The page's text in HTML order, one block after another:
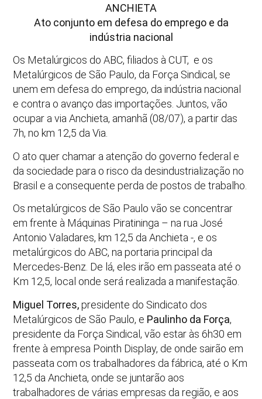
ANCHIETA
Ato conjunto em defesa do emprego e da
indústria nacional
Os Metalúrgicos do ABC, filiados à CUT, e os
Metalúrgicos de São Paulo, da Força Sindical, se
unem em defesa do emprego, da indústria nacional
e contra o avanço das importações. Juntos, vão
ocupar a via Anchieta, amanhã (08/07), a partir das
7h, no km 12,5 da Via.
O ato quer chamar a atenção do governo federal e
da sociedade para o risco da desindustrialização no
Brasil e a consequente perda de postos de trabalho.
Os metalúrgicos de São Paulo vão se concentrar
em frente à Máquinas Piratininga – na rua José
Antonio Valadares, km 12,5 da Anchieta -, e os
metalúrgicos do ABC, na portaria principal da
Mercedes-Benz. De lá, eles irão em passeata até o
Km 12,5, local onde será realizada a manifestação.
Miguel Torres,presidente do Sindicato dos
Metalúrgicos de São Paulo, e Paulinho da Força,
presidente da Força Sindical, vão estar às 6h30 em
frente à empresa Pointh Display, de onde sairão em
passeata com os trabalhadores da fábrica, até o Km
12,5 da Anchieta, onde se juntarão aos
trabalhadores de várias empresas da região, e aos